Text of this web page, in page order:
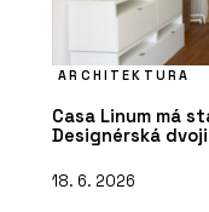
ARCHITEKTURA
Casa Linum má
Designérská
18. 6. 2026